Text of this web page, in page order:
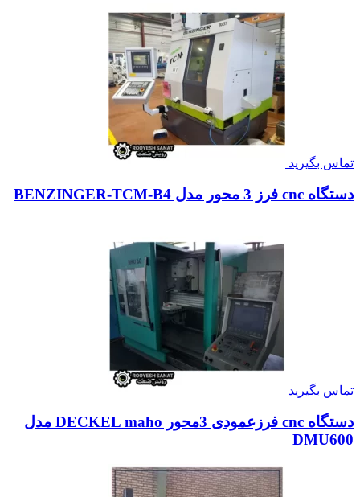
تماس بگیرید
دستگاه cnc فرز 3 محور مدل BENZINGER-TCM-B4
تماس بگیرید
دستگاه cnc فرزعمودی 3محور DECKEL maho مدل
DMU600